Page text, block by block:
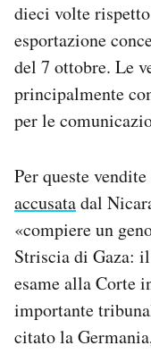
dieci volte
esportazione
del 7 ottobre. Le
principalmente
per le
Per queste
accusatadal
«compiere un
Striscia di Gaza:
esame alla Corte
importante
citato la